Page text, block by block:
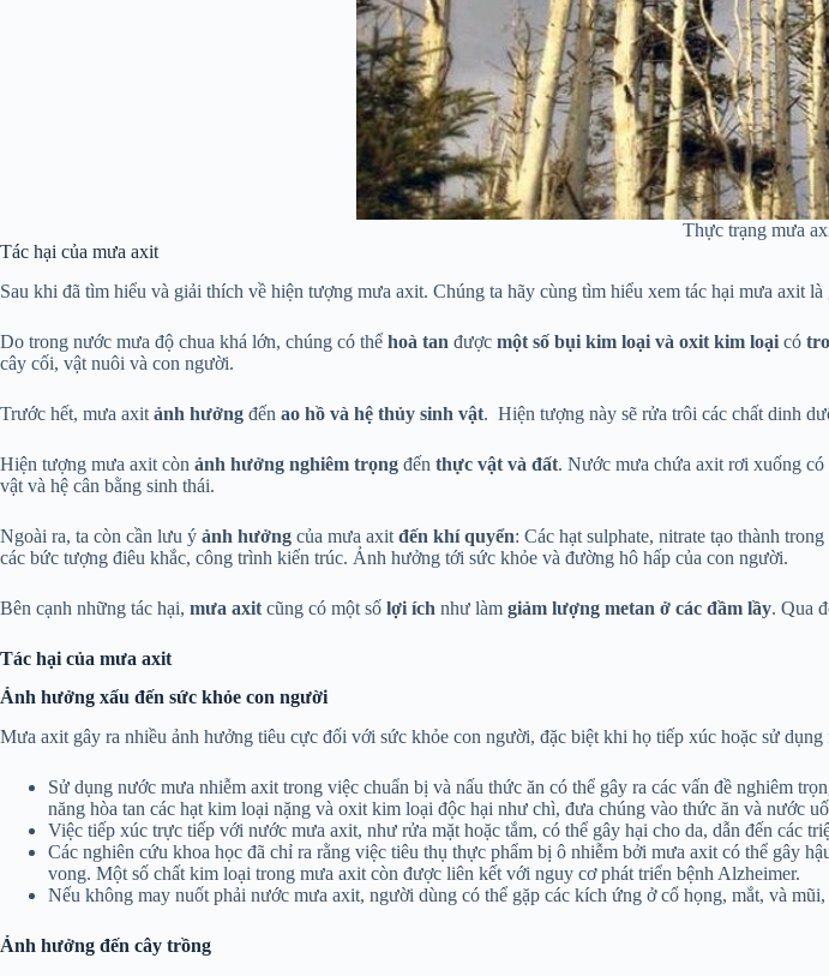
Thực trạng mưa
Tác hại của mưa axit
Sau khi đã tìm hiểu và giải thích về hiện tượng mưa axit. Chúng ta hãy cùng tìm hiểu xem tác hại mưa axit là
Do trong nước mưa độ chua khá lớn, chúng có thể hoà tan được một số bụi kim loại và oxit kim loại có
cây cối, vật nuôi và con người.
Trước hết, mưa axit ảnh hưởng đến ao hồ và hệ thủy sinh vật. Hiện tượng này sẽ rửa trôi các chất dinh
Hiện tượng mưa axit còn ảnh hưởng nghiêm trọng đến thực vật và đất. Nước mưa chứa axit rơi xuống có
vật và hệ cân bằng sinh thái.
Ngoài ra, ta còn cần lưu ý ảnh hưởng của mưa axit đến khí quyển: Các hạt sulphate, nitrate tạo thành
các bức tượng điêu khắc, công trình kiến trúc. Ảnh hưởng tới sức khỏe và đường hô hấp của con người.
Bên cạnh những tác hại, mưa axit cũng có một số lợi ích như làm giảm lượng metan ở các đầm lầy. Qua
Tác hại của mưa axit
Ảnh hưởng xấu đến sức khỏe con người
Mưa axit gây ra nhiều ảnh hưởng tiêu cực đối với sức khỏe con người, đặc biệt khi họ tiếp xúc hoặc sử
Sử dụng nước mưa nhiễm axit trong việc chuẩn bị và nấu thức ăn có thể gây ra các vấn đề nghiêm
năng hòa tan các hạt kim loại nặng và oxit kim loại độc hại như chì, đưa chúng vào thức ăn và nước
Việc tiếp xúc trực tiếp với nước mưa axit, như rửa mặt hoặc tắm, có thể gây hại cho da, dẫn đến các
Các nghiên cứu khoa học đã chỉ ra rằng việc tiêu thụ thực phẩm bị ô nhiễm bởi mưa axit có thể gây
vong. Một số chất kim loại trong mưa axit còn được liên kết với nguy cơ phát triển bệnh Alzheimer.
Nếu không may nuốt phải nước mưa axit, người dùng có thể gặp các kích ứng ở cổ họng, mắt, và
Ảnh hưởng đến cây trồng